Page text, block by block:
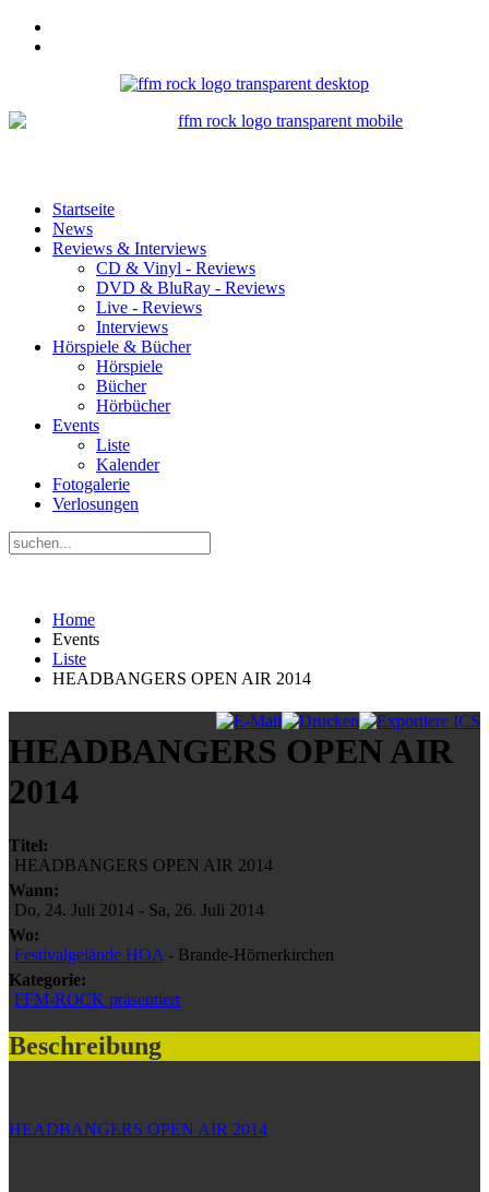
Startseite
News
Reviews & Interviews
CD & Vinyl - Reviews
DVD & BluRay - Reviews
Live - Reviews
Interviews
Hörspiele & Bücher
Hörspiele
Bücher
Hörbücher
Events
Liste
Kalender
Fotogalerie
Verlosungen
Home
Events
Liste
HEADBANGERS OPEN AIR 2014
HEADBANGERS OPEN AIR
2014
Titel:
HEADBANGERS OPEN AIR 2014
Wann:
Do, 24. Juli 2014 - Sa, 26. Juli 2014
Wo:
Festivalgelände HOA - Brande-Hörnerkirchen
Kategorie:
FFM-ROCK präsentiert
Beschreibung
HEADBANGERS OPEN AIR 2014